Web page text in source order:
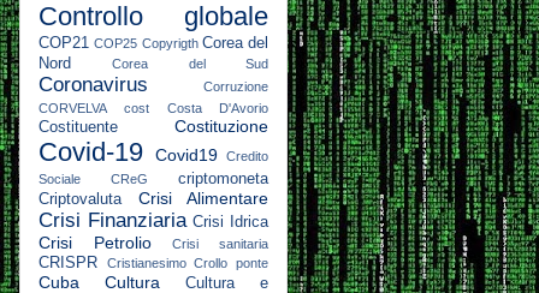
Controllo globale
COP21 COP25 Copyrigth Corea del
Nord
Corea del Sud
Coronavirus
Corruzione
CORVELVA
cost Costa D'Avorio
Costituente Costituzione
Covid-19 Covid19
Credito
Sociale
CReG
criptomoneta
Criptovaluta
Crisi Alimentare
Crisi Finanziaria Crisi Idrica
Crisi Petrolio Crisi sanitaria
CRISPR Cristianesimo Crollo ponte
Cuba Cultura
Cultura e